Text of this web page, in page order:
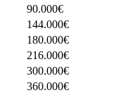
90.000€
144.000€
180.000€
216.000€
300.000€
360.000€